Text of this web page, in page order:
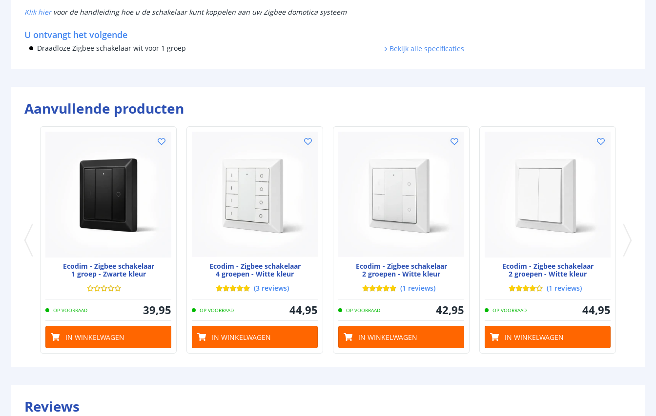
Klik hiervoor de handleiding hoe u de schakelaar kunt koppelen aan uw Zigbee domotica systeem
U ontvangt het volgende
Draadloze Zigbee schakelaar wit voor 1 groep Bekijk alle specificaties
Aanvullende producten
Ecodim - Zigbee schakelaar
1 groep - Zwarte kleur
OP VOORRAAD 39,95
IN WINKELWAGEN
Ecodim - Zigbee schakelaar
4 groepen - Witte kleur
(3 reviews)
OP VOORRAAD 44,95
IN WINKELWAGEN
Ecodim - Zigbee schakelaar
2 groepen - Witte kleur
(1 reviews)
OP VOORRAAD 42,95
IN WINKELWAGEN
Ecodim - Zigbee schakelaar
2 groepen - Witte kleur
(1 reviews)
OP VOORRAAD 44,95
IN WINKELWAGEN
Reviews